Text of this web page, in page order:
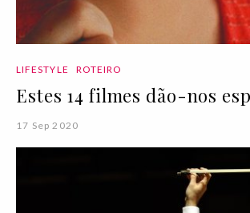
LIFESTYLE ROTEIRO
Estes 14 filmes dão-nos
17 Sep 2020